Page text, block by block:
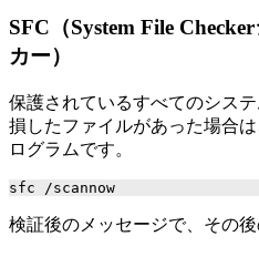
SFC（System File
カー）
保護されているすべてのシス
損したファイルがあった場合
ログラムです。
sfc /scannow
検証後のメッセージで、その後